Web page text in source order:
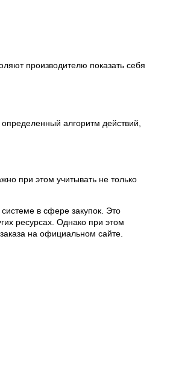
производителю показать себя
алгоритм действий,
при этом учитывать не только
в сфере закупок. Это
ресурсах. Однако при этом
на официальном сайте.